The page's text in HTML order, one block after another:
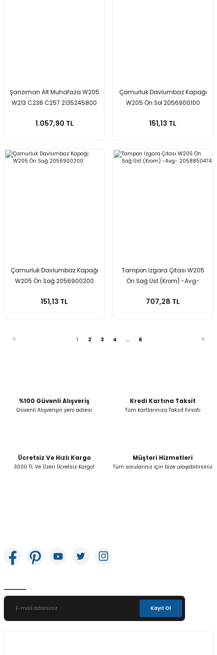
Şanzıman Alt Muhafaza W205
W213 C238 C257 2135245800
1.057,90 TL
Çamurluk Davlumbaz Kapağı
W205 Ön Sol 2056900100
151,13 TL
Çamurluk Davlumbaz Kapağı
W205 Ön Sağ 2056900200
151,13 TL
Tampon Izgara Çıtası W205
Ön Sağ Üst (Krom) -Avg-
707,28 TL
1 2 3 4 .. 6
%100 Güvenli Alışveriş
Güvenli Alışverişin yeni adresi
Kredi Kartına Taksit
Tüm kartlarınıza Taksit Fırsatı
Ücretsiz Ve Hızlı Kargo
3000 TL Ve Üzeri Ücretsiz Kargo!
Müşteri Hizmetleri
Tüm sorularınız için bize ulaşabilirsiniz
Kayıt Ol